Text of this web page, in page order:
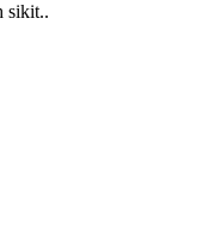
sikit..